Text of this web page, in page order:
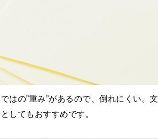
はの”重み”があるので、倒れにくい
してもおすすめです。